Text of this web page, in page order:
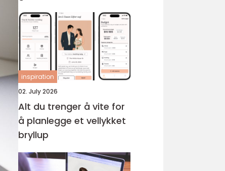
inspiration
02. July 2026
Alt du trenger å vite for
å planlegge et vellykket
bryllup